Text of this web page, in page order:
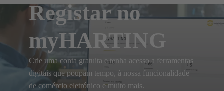
Registar no
myHARTING
Crie uma conta gratuita e tenha acesso a ferramentas
digitais que poupam tempo, à nossa funcionalidade
de comércio eletrónico e muito mais.